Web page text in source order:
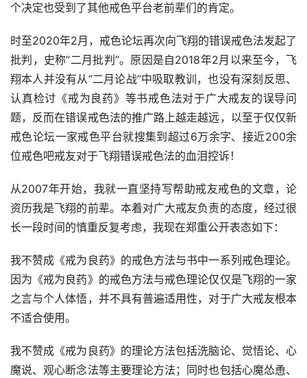
个决定也受到了其他戒色平台老前辈们的肯定。
时至2020年2月，戒色论坛再次向飞翔的错误戒色法发起了
批判，史称“二月批判”。原因是自2018年2月以来至今，飞
翔本人并没有从“二月论战”中吸取教训，也没有深刻反思、
认真检讨《戒为良药》等书戒色法对于广大戒友的误导问
题，反而在错误戒色法的推广路上越走越远，以至于仅仅新
戒色论坛一家戒色平台就搜集到超过6万余字、接近200余
位戒色吧戒友对于飞翔错误戒色法的血泪控诉！
从2007年开始，我就一直坚持写帮助戒友戒色的文章，论
资历我是飞翔的前辈。本着对广大戒友负责的态度，经过很
长一段时间的慎重反复考虑，我现在郑重公开表态如下：
我不赞成《戒为良药》的戒色方法与书中一系列戒色理论。
因为《戒为良药》的戒色方法与戒色理论仅仅是飞翔的一家
之言与个人体悟，并不具有普遍适用性，对于广大戒友根本
不适合使用。
我不赞成《戒为良药》的理论方法包括洗脑论、觉悟论、心
魔说、观心断念法等主要理论方法；同时也包括心魔怂恿、